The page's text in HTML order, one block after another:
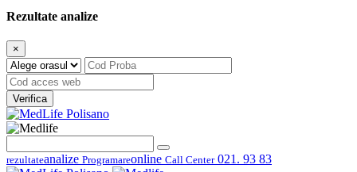
Rezultate analize
×
Verifica
rezultateanalize Programareonline Call Center021. 93 83